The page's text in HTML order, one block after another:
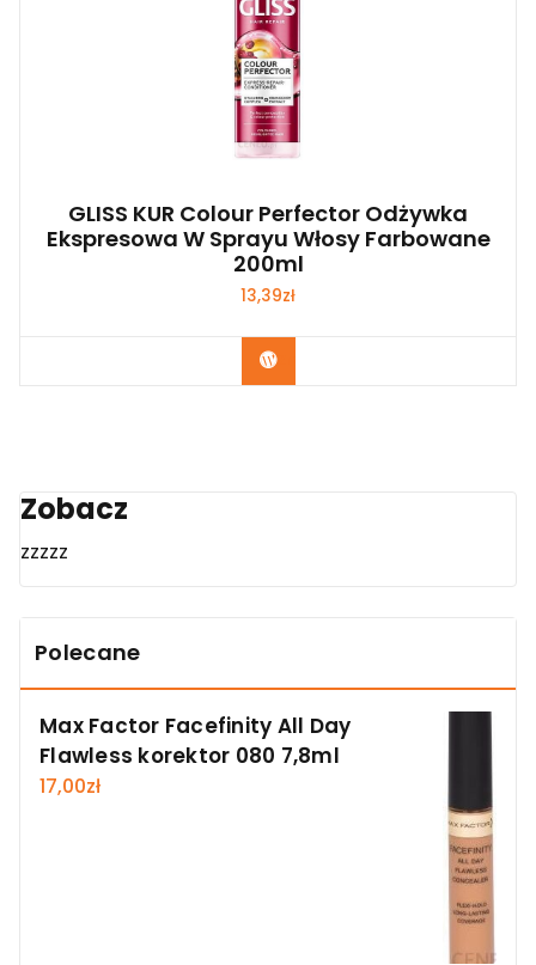
GLISS KUR Colour Perfector Odżywka
Ekspresowa W Sprayu Włosy Farbowane
200ml
13,39zł
Zobacz
Zobacz
zzzzz
Polecane
Max Factor Facefinity All Day
Flawless korektor 080 7,8ml
17,00zł